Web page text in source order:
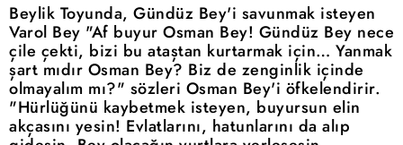
Beylik Toyunda, Gündüz Bey'i savunmak isteyen
Varol Bey "Af buyur Osman Bey! Gündüz Bey nece
çile çekti, bizi bu ataştan kurtarmak için… Yanmak
şart mıdır Osman Bey? Biz de zenginlik içinde
olmayalım mı?" sözleri Osman Bey'i öfkelendirir.
"Hürlüğünü kaybetmek isteyen, buyursun elin
akçasını yesin! Evlatlarını, hatunlarını da alıp